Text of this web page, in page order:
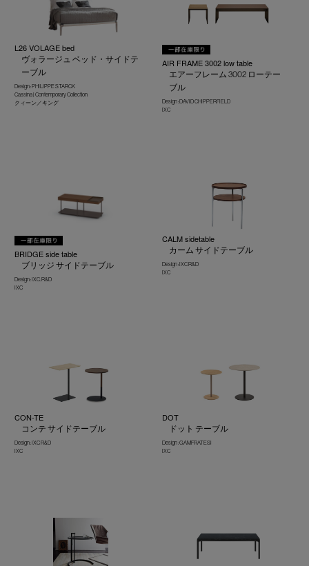
L26 VOLAGE bed
ヴォラージュ ベッド・サイドテ
ーブル
Design : PHILIPPE STARCK
Cassina | Contemporary Collection
クィーン／キング
AIR FRAME 3002 low table
エアーフレーム 3002 ローテー
ブル
Design : DAVID CHIPPERFIELD
IXC
BRIDGE side table
ブリッジ サイドテーブル
Design : IXC. R&D
IXC
CALM sidetable
カーム サイドテーブル
Design : IXC R&D
IXC
CON-TE
コンテ サイドテーブル
Design : IXC R&D
IXC
DOT
ドット テーブル
Design : GAMFRATESI
IXC